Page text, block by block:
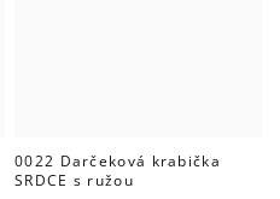
0022 Darčeková krabička
SRDCE s ružou